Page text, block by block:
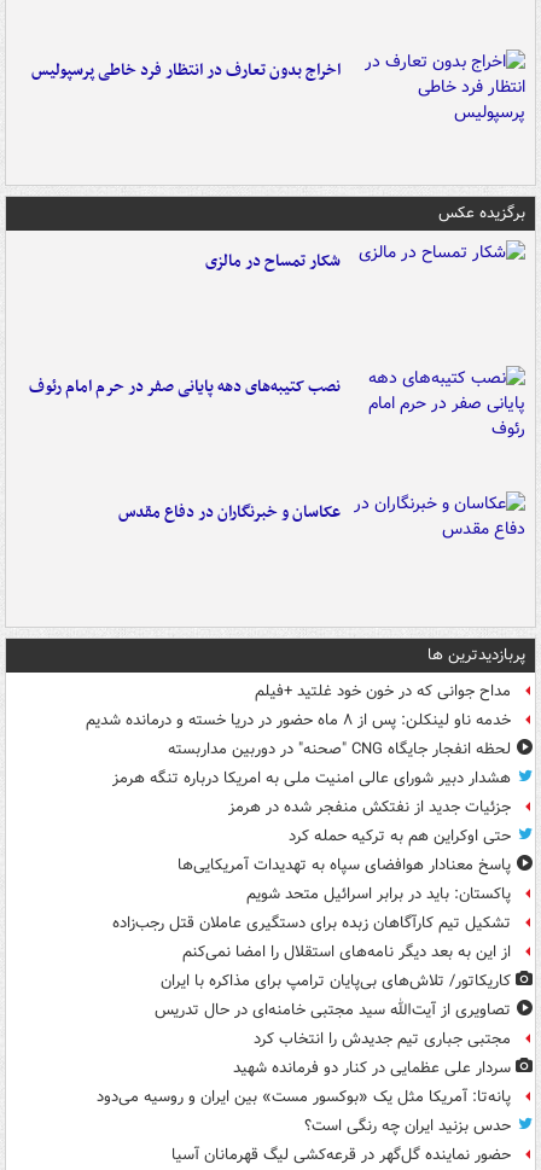
اخراج بدون تعارف در انتظار فرد خاطی پرسپولیس
برگزیده عکس
شکار تمساح در مالزی
نصب کتیبه‌های دهه پایانی صفر در حرم امام رئوف
عکاسان و خبرنگاران در دفاع مقدس
پربازدیدترین ها
مداح جوانی که در خون خود غلتید +فیلم
خدمه ناو لینکلن: پس از ۸ ماه حضور در دریا خسته و درمانده‌ شدیم
لحظه انفجار جایگاه CNG "صحنه" در دوربین مداربسته
هشدار دبیر شورای عالی امنیت ملی به امریکا درباره تنگه هرمز
جزئیات جدید از نفتکش منفجر شده در هرمز
حتی اوکراین هم به ترکیه حمله کرد
پاسخ معنادار هوافضای سپاه به تهدیدات آمریکایی‌ها
پاکستان: باید در برابر اسرائیل متحد شویم
تشکیل تیم کارآگاهان زبده برای دستگیری عاملان قتل رجب‌زاده
از این به بعد دیگر نامه‌های استقلال را امضا نمی‌کنم
کاریکاتور/ تلاش‌های بی‌پایان ترامپ برای مذاکره با ایران
تصاویری از آیت‌الله سید مجتبی خامنه‌ای در حال تدریس
مجتبی جباری تیم جدیدش را انتخاب کرد
سردار علی عظمایی در کنار دو فرمانده شهید
پانه‌تا: آمریکا مثل یک «بوکسور مست» بین ایران و روسیه می‌دود
حدس بزنید ایران چه رنگی است؟
حضور نماینده گل‌گهر در قرعه‌کشی لیگ قهرمانان آسیا